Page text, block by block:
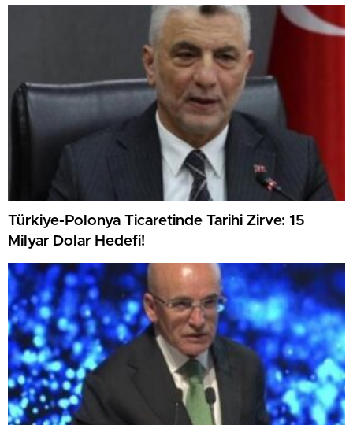
Türkiye-Polonya Ticaretinde Tarihi Zirve: 15
Milyar Dolar Hedefi!